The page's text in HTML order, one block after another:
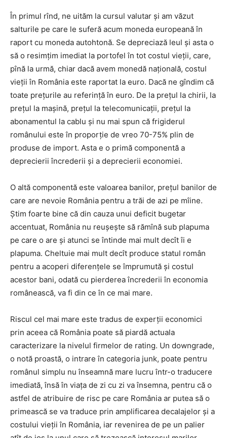
În primul rînd, ne uităm la cursul valutar și am văzut
salturile pe care le suferă acum moneda europeană în
raport cu moneda autohtonă. Se depreciază leul și asta o
să o resimțim imediat la portofel în tot costul vieții, care,
pînă la urmă, chiar dacă avem monedă națională, costul
vieții în România este raportat la euro. Dacă ne gîndim că
toate prețurile au referință în euro. De la prețul la chirii, la
prețul la mașină, prețul la telecomunicații, prețul la
abonamentul la cablu și nu mai spun că frigiderul
românului este în proporție de vreo 70-75% plin de
produse de import. Asta e o primă componentă a
deprecierii încrederii și a deprecierii economiei.
O altă componentă este valoarea banilor, prețul banilor de
care are nevoie România pentru a trăi de azi pe mîine.
Știm foarte bine că din cauza unui deficit bugetar
accentuat, România nu reușește să rămînă sub plapuma
pe care o are și atunci se întinde mai mult decît îi e
plapuma. Cheltuie mai mult decît produce statul român
pentru a acoperi diferențele se împrumută și costul
acestor bani, odată cu pierderea încrederii în economia
românească, va fi din ce în ce mai mare.
Riscul cel mai mare este tradus de experții economici
prin aceea că România poate să piardă actuala
caracterizare la nivelul firmelor de rating. Un downgrade,
o notă proastă, o intrare în categoria junk, poate pentru
românul simplu nu înseamnă mare lucru într-o traducere
imediată, însă în viața de zi cu zi va însemna, pentru că o
astfel de atribuire de risc pe care România ar putea să o
primească se va traduce prin amplificarea decalajelor și a
costului vieții în România, iar revenirea de pe un palier